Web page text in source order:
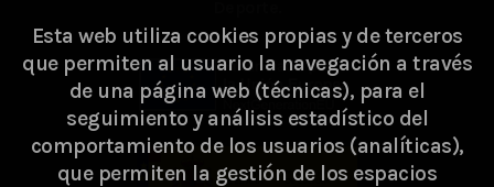
Esta web utiliza cookies propias y de terceros
que permiten al usuario la navegación a través
de una página web (técnicas), para el
seguimiento y análisis estadístico del
comportamiento de los usuarios (analíticas),
que permiten la gestión de los espacios